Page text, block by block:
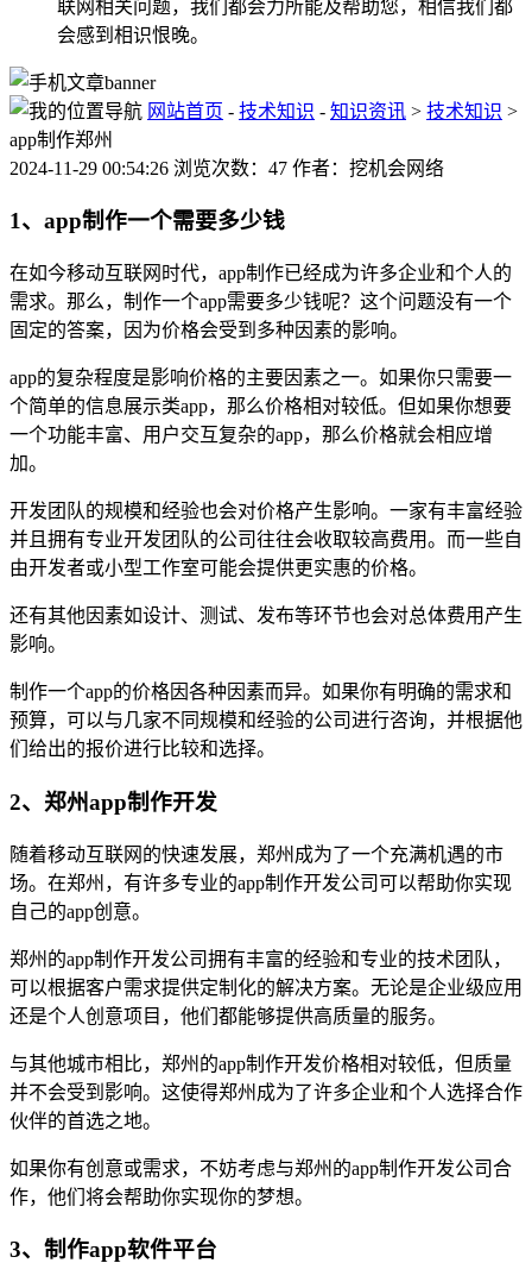
联网相关问题，我们都会力所能及帮助您，相信我们都
会感到相识恨晚。
网站首页 - 技术知识 - 知识资讯 > 技术知识 >
app制作郑州
2024-11-29 00:54:26 浏览次数：47 作者：挖机会网络
1、app制作一个需要多少钱
在如今移动互联网时代，app制作已经成为许多企业和个人的
需求。那么，制作一个app需要多少钱呢？这个问题没有一个
固定的答案，因为价格会受到多种因素的影响。
app的复杂程度是影响价格的主要因素之一。如果你只需要一
个简单的信息展示类app，那么价格相对较低。但如果你想要
一个功能丰富、用户交互复杂的app，那么价格就会相应增
加。
开发团队的规模和经验也会对价格产生影响。一家有丰富经验
并且拥有专业开发团队的公司往往会收取较高费用。而一些自
由开发者或小型工作室可能会提供更实惠的价格。
还有其他因素如设计、测试、发布等环节也会对总体费用产生
影响。
制作一个app的价格因各种因素而异。如果你有明确的需求和
预算，可以与几家不同规模和经验的公司进行咨询，并根据他
们给出的报价进行比较和选择。
2、郑州app制作开发
随着移动互联网的快速发展，郑州成为了一个充满机遇的市
场。在郑州，有许多专业的app制作开发公司可以帮助你实现
自己的app创意。
郑州的app制作开发公司拥有丰富的经验和专业的技术团队，
可以根据客户需求提供定制化的解决方案。无论是企业级应用
还是个人创意项目，他们都能够提供高质量的服务。
与其他城市相比，郑州的app制作开发价格相对较低，但质量
并不会受到影响。这使得郑州成为了许多企业和个人选择合作
伙伴的首选之地。
如果你有创意或需求，不妨考虑与郑州的app制作开发公司合
作，他们将会帮助你实现你的梦想。
3、制作app软件平台